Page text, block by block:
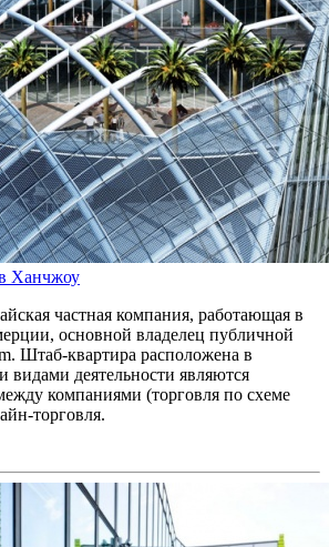
Ханчжоу
частная компания, работающая в
основной владелец публичной
Штаб-квартира расположена в
деятельности являются
компаниями (торговля по схеме
торговля.